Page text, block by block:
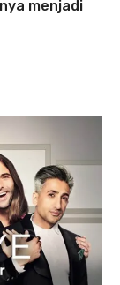
menjadi